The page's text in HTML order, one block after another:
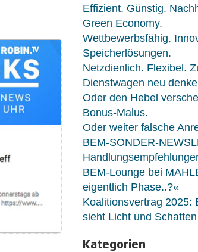
Effizient. Günstig.
Green Economy.
Wettbewerbsfähig.
Speicherlösungen.
Netzdienlich. Flexibel.
Dienstwagen neu
Oder den Hebel
Bonus-Malus.
Oder weiter falsche
BEM-SONDER-
BEM-Lounge bei
eigentlich Phase..?«
Koalitionsvertrag 2025:
sieht Licht und
Kategorien